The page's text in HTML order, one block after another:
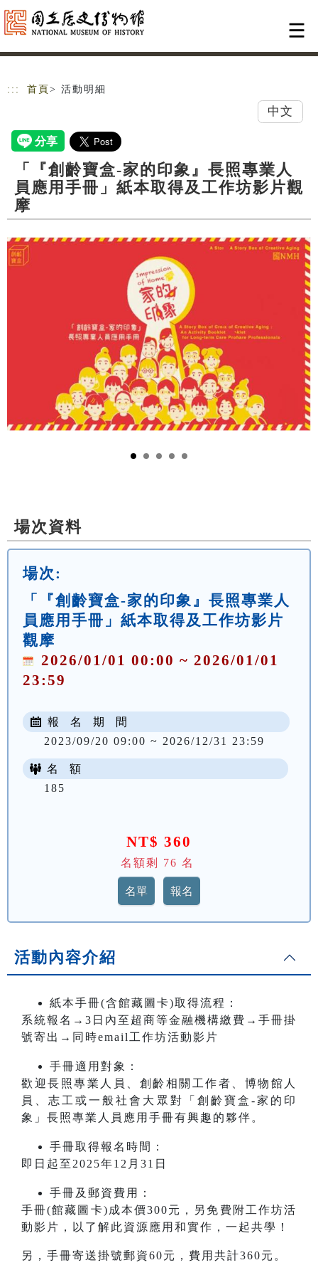
跳到主要內容
網站導覽
::: 首頁 > 活動明細
中文
「『創齡寶盒-家的印象』長照專業人
員應用手冊」紙本取得及工作坊影片觀
摩
場次資料
場次:
「『創齡寶盒-家的印象』長照專業人
員應用手冊」紙本取得及工作坊影片
觀摩
2026/01/01 00:00 ~ 2026/01/01
23:59
NT$ 360
報 名 期 間
2023/09/20 09:00 ~ 2026/12/31 23:59
名 額
185
名額剩 76 名
活動內容介紹
紙本手冊(含館藏圖卡)取得流程：
系統報名→3日內至超商等金融機構繳費→手冊掛
號寄出→同時email工作坊活動影片
手冊適用對象：
歡迎長照專業人員、創齡相關工作者、博物館人
員、志工或一般社會大眾對「創齡寶盒-家的印
象」長照專業人員應用手冊有興趣的夥伴。
手冊取得報名時間：
即日起至2025年12月31日
手冊及郵資費用：
手冊(館藏圖卡)成本價300元，另免費附工作坊活
動影片，以了解此資源應用和實作，一起共學！
另，手冊寄送掛號郵資60元，費用共計360元。